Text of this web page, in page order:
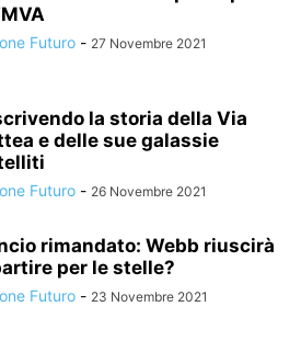
Futuro - 27 Novembre 2021
la storia della Via
e delle sue galassie
Futuro - 26 Novembre 2021
rimandato: Webb riuscirà
per le stelle?
Futuro - 23 Novembre 2021